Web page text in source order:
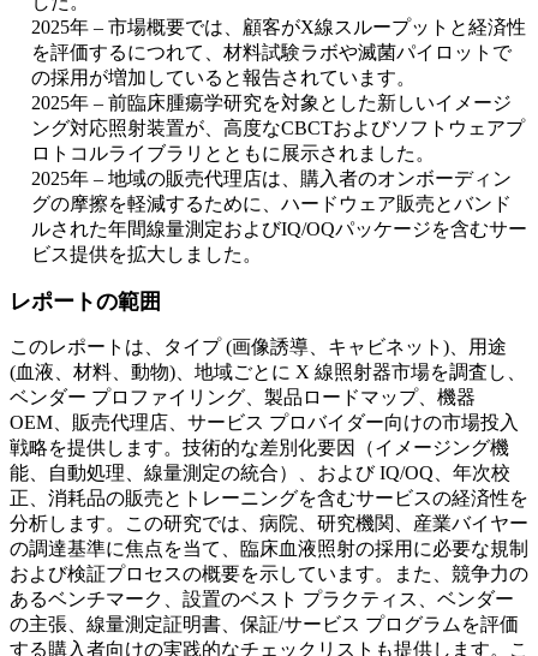
2025年 – 市場概要では、顧客がX線スループットと経済性
を評価するにつれて、材料試験ラボや滅菌パイロットで
の採用が増加していると報告されています。
2025年 – 前臨床腫瘍学研究を対象とした新しいイメージ
ング対応照射装置が、高度なCBCTおよびソフトウェアプ
ロトコルライブラリとともに展示されました。
2025年 – 地域の販売代理店は、購入者のオンボーディン
グの摩擦を軽減するために、ハードウェア販売とバンド
ルされた年間線量測定およびIQ/OQパッケージを含むサー
ビス提供を拡大しました。
レポートの範囲
このレポートは、タイプ (画像誘導、キャビネット)、用途
(血液、材料、動物)、地域ごとに X 線照射器市場を調査し、
ベンダー プロファイリング、製品ロードマップ、機器
OEM、販売代理店、サービス プロバイダー向けの市場投入
戦略を提供します。技術的な差別化要因（イメージング機
能、自動処理、線量測定の統合）、および IQ/OQ、年次校
正、消耗品の販売とトレーニングを含むサービスの経済性を
分析します。この研究では、病院、研究機関、産業バイヤー
の調達基準に焦点を当て、臨床血液照射の採用に必要な規制
および検証プロセスの概要を示しています。また、競争力の
あるベンチマーク、設置のベスト プラクティス、ベンダー
の主張、線量測定証明書、保証/サービス プログラムを評価
する購入者向けの実践的なチェックリストも提供します。こ